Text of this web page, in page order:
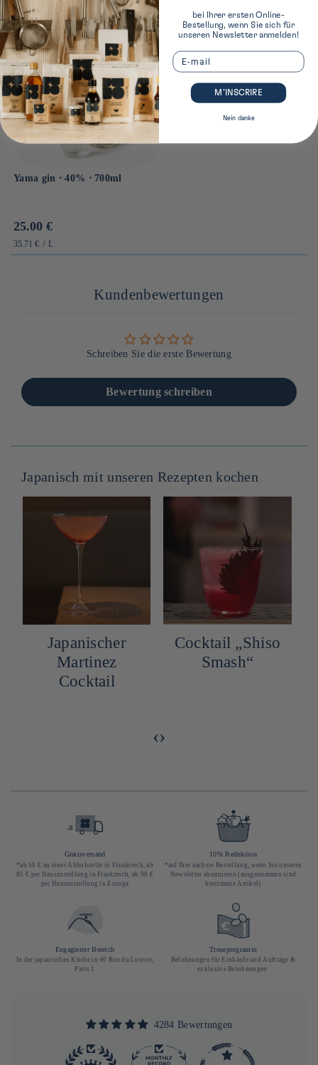
Yama gin ⋅ 40% ⋅ 700ml
Prix
habituel
25.00 €
PRIX
UNITAIRE
35.71 € / PAR
L
Kundenbewertungen
Schreiben Sie die erste Bewertung
Bewertung schreiben
Japanisch mit unseren Rezepten kochen
Japanischer
Martinez
Cocktail
Cocktail „Shiso
Smash“
‹›
Gratisversand
*ab 50 € an einer Abholstelle in Frankreich, ab
85 € per Hauszustellung in Frankreich, ab 90 €
per Hauszustellung in Europa
10% Reduktion
*auf Ihre nächste Bestellung, wenn Sie unseren
Newsletter abonnieren (ausgenommen sind
bestimmte Artikel)
Engagierter Bereich
In der japanischen Küche in 40 Rue du Louvre,
Paris 1
Treueprogramm
Belohnungen für Einkäufe und Aufträge &
exklusive Belohnungen
4284 Bewertungen
bei Ihrer ersten Online-
Bestellung, wenn Sie sich für
unseren Newsletter anmelden!
Email
M’INSCRIRE
Nein danke